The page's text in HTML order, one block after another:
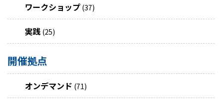
ワークショップ (37)
実践 (25)
開催拠点
オンデマンド (71)